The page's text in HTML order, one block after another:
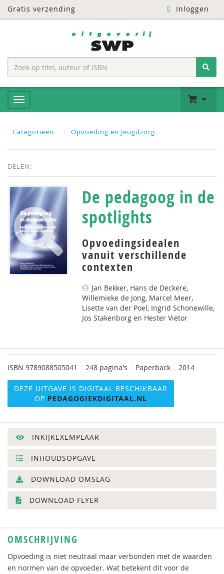
Gratis verzending Inloggen
Categoriëen Opvoeding en Jeugdzorg
DELEN:
De pedagoog in de
spotlights
Opvoedingsidealen
vanuit verschillende
contexten
Jan Bekker, Hans de Deckere,
Willemieke de Jong, Marcel Meer,
Lisette van der Poel, Ingrid Schonewille,
Jos Stakenborg en Hester Viëtor
ISBN 9789088505041 248 pagina's Paperback 2014
DEZE UITGAVE IS DIGITAAL BESCHIKBAAR
OP PEDAGOGIEKDIGITAAL.NL
INKIJKEXEMPLAAR
INHOUDSOPGAVE
DOWNLOAD OMSLAG
DOWNLOAD FLYER
OMSCHRIJVING
Opvoeding is niet neutraal maar verbonden met de waarden
en normen van de opvoeder. Wat betekent dit voor de